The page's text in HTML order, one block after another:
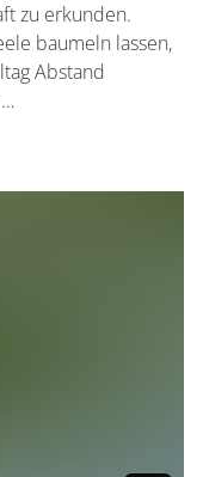
zu erkunden.
baumeln lassen,
Abstand